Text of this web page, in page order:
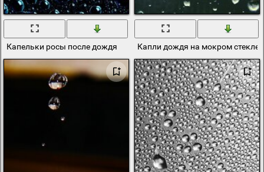
Капельки росы после дождя Капли дождя на мокром стекле